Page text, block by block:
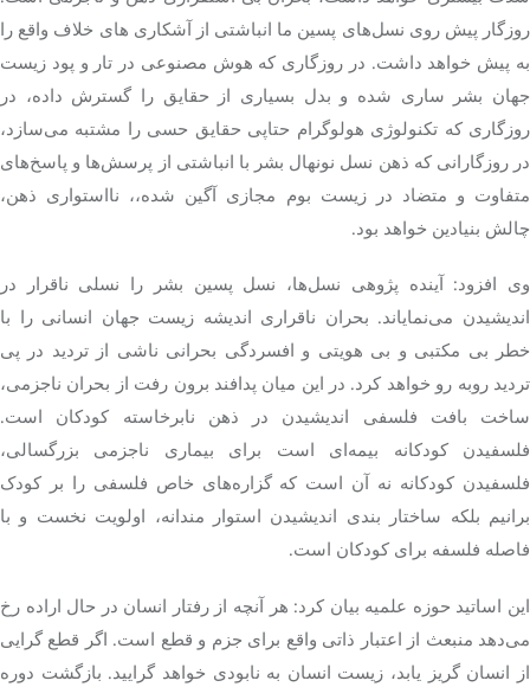
روزگار پیش روی نسل‌های پسین ما انباشتی از آشکاری های خلاف واقع را
به پیش خواهد داشت. در روزگاری که هوش مصنوعی در تار و پود زیست
جهان بشر ساری شده و بدل بسیاری از حقایق را گسترش داده، در
روزگاری که تکنولوژی هولوگرام حتاپی حقایق حسی را مشتبه می‌سازد،
در روزگارانی که ذهن نسل نونهال بشر با انباشتی از پرسش‌ها و پاسخ‌های
متفاوت و متضاد در زیست بوم مجازیآگین شده،، نااستواری ذهن،
چالش بنیادین خواهد بود.
وی افزود: آینده پژوهی نسل‌ها، نسل پسین بشر را نسلی ناقرار
در
اندیشیدن می‌نمایاند. بحران ناقراری اندیشه زیست جهان انسانی را با
خطر بی مکتبی و بی هویتی و افسردگی بحرانی ناشی از تردید در پی
تردیدروبه رو خواهد کرد. در این میان پدافند برون رفت از بحران ناجزمی،
ساخت بافت فلسفی اندیشیدن در ذهن نابرخاسته کودکان است.
فلسفیدن کودکانه بیمه‌ای است برای بیماری ناجزمی بزرگسالی،
فلسفیدن کودکانه نه آن است که گزاره‌های خاص فلسفی را بر کودک
برانیم بلکه ساختار بندی اندیشیدن استوار مندانه، اولویت نخست و با
فاصله فلسفه برای کودکان است.
این اساتید حوزه علمیه بیان کرد: هر آنچه از رفتار انسان در حال اراده رخ
می‌دهد منبعث از اعتبار ذاتی واقع برای جزم و قطع است. اگر قطع گرایی
از انسان گریز یابد، زیست انسان به نابودی خواهد گرایید. بازگشت دوره